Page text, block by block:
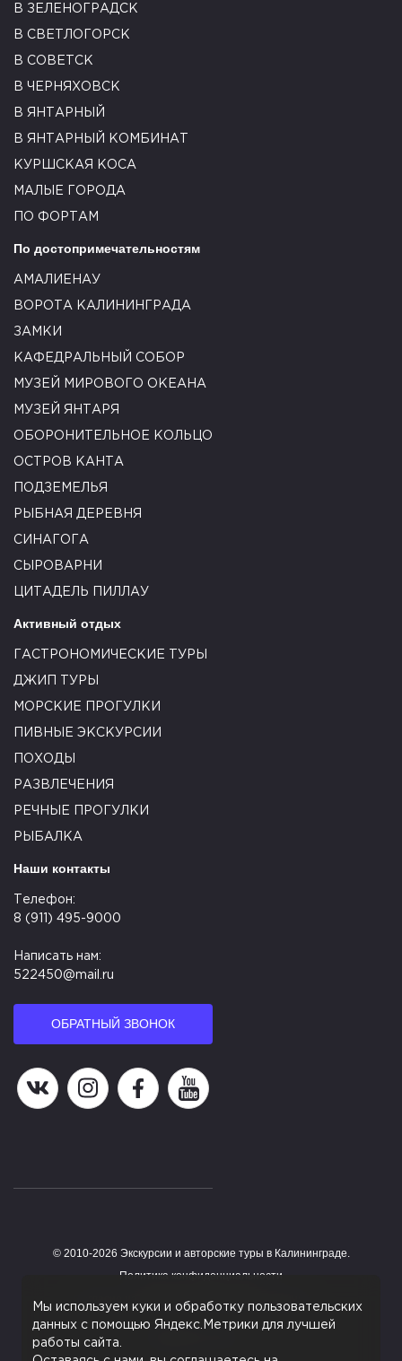
В ЗЕЛЕНОГРАДСК
В СВЕТЛОГОРСК
В СОВЕТСК
В ЧЕРНЯХОВСК
В ЯНТАРНЫЙ
В ЯНТАРНЫЙ КОМБИНАТ
КУРШСКАЯ КОСА
МАЛЫЕ ГОРОДА
ПО ФОРТАМ
По достопримечательностям
АМАЛИЕНАУ
ВОРОТА КАЛИНИНГРАДА
ЗАМКИ
КАФЕДРАЛЬНЫЙ СОБОР
МУЗЕЙ МИРОВОГО ОКЕАНА
МУЗЕЙ ЯНТАРЯ
ОБОРОНИТЕЛЬНОЕ КОЛЬЦО
ОСТРОВ КАНТА
ПОДЗЕМЕЛЬЯ
РЫБНАЯ ДЕРЕВНЯ
СИНАГОГА
СЫРОВАРНИ
ЦИТАДЕЛЬ ПИЛЛАУ
Активный отдых
ГАСТРОНОМИЧЕСКИЕ ТУРЫ
ДЖИП ТУРЫ
МОРСКИЕ ПРОГУЛКИ
ПИВНЫЕ ЭКСКУРСИИ
ПОХОДЫ
РАЗВЛЕЧЕНИЯ
РЕЧНЫЕ ПРОГУЛКИ
РЫБАЛКА
Наши контакты
Телефон:
8 (911) 495-9000
Написать нам:
522450@mail.ru
ОБРАТНЫЙ ЗВОНОК
Наша группа в ВК
Наша страница в Instagram
Наша группа в Facebook
Наш канал на YouTube
© 2010-2026 Экскурсии и авторские туры в Калининграде.
Политика конфиденциальности
Согласие на обработку персональных данных
Работает на HostCMS
Мы используем куки и обработку пользовательских
данных с помощью Яндекс.Метрики для лучшей
работы сайта.